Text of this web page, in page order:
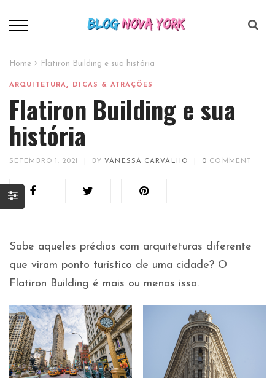
Home Flatiron Building e sua história
ARQUITETURA, DICAS & ATRAÇÕES
Flatiron Building e sua
história
SETEMBRO 1, 2021 BY VANESSA CARVALHO 0 COMMENT
Sabe aqueles prédios com arquiteturas diferente
que viram ponto turístico de uma cidade? O
Flatiron Building é mais ou menos isso.